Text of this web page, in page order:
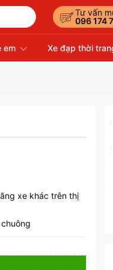
Tư vấn
096 174
em Xe đạp thời
xe khác trên thị